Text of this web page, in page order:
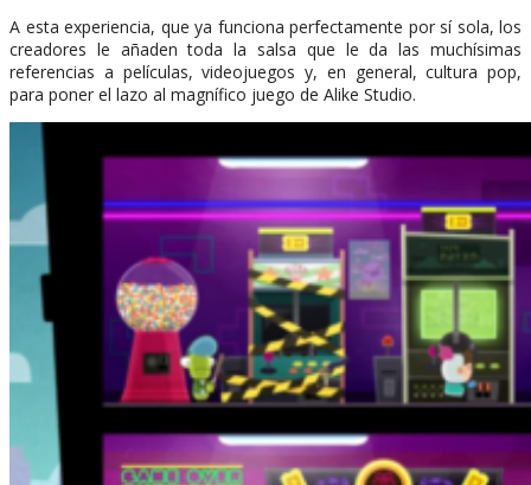
A esta experiencia, que ya funciona perfectamente por sí sola, los
creadores le añaden toda la salsa que le da las muchísimas
referencias a películas, videojuegos y, en general, cultura pop,
para poner el lazo al magnífico juego de Alike Studio.